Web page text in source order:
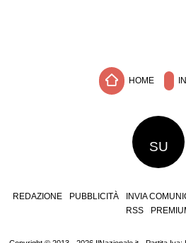
HOME
SU
REDAZIONE PUBBLICITÀ INVIA
RSS